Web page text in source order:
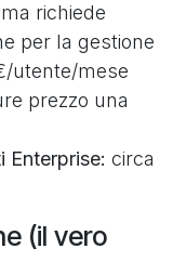
richiede
per la gestione
utente/mese
prezzo una
Enterprise: circa
(il vero